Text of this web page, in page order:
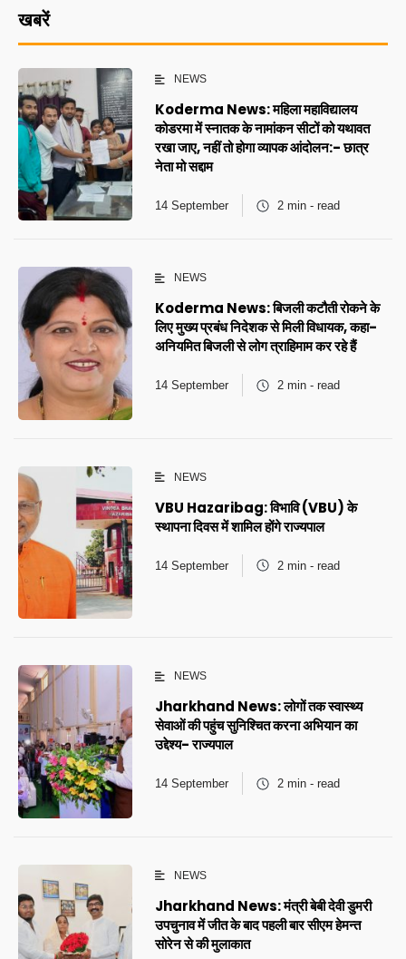
खबरें
NEWS
Koderma News: महिला महाविद्यालय
कोडरमा में स्नातक के नामांकन सीटों को यथावत
रखा जाए, नहीं तो होगा व्यापक आंदोलन:- छात्र
नेता मो सद्दाम
14 September 2 min - read
NEWS
Koderma News: बिजली कटौती रोकने के
लिए मुख्य प्रबंध निदेशक से मिली विधायक, कहा-
अनियमित बिजली से लोग त्राहिमाम कर रहे हैं
14 September 2 min - read
NEWS
VBU Hazaribag: विभावि (VBU) के
स्थापना दिवस में शामिल होंगे राज्यपाल
14 September 2 min - read
NEWS
Jharkhand News: लोगों तक स्वास्थ्य
सेवाओं की पहुंच सुनिश्चित करना अभियान का
उद्देश्य- राज्यपाल
14 September 2 min - read
NEWS
Jharkhand News: मंत्री बेबी देवी डुमरी
उपचुनाव में जीत के बाद पहली बार सीएम हेमन्त
सोरेन से की मुलाकात